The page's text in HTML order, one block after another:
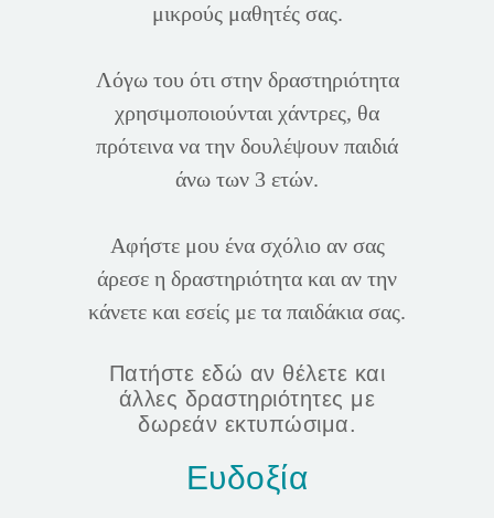
μικρούς μαθητές σας.
Λόγω του ότι στην δραστηριότητα
χρησιμοποιούνται χάντρες, θα
πρότεινα να την δουλέψουν παιδιά
άνω των 3 ετών.
Αφήστε μου ένα σχόλιο αν σας
άρεσε η δραστηριότητα και αν την
κάνετε και εσείς με τα παιδάκια σας.
Πατήστε εδώ αν θέλετε και
άλλες δραστηριότητες με
δωρεάν εκτυπώσιμα.
Ευδοξία